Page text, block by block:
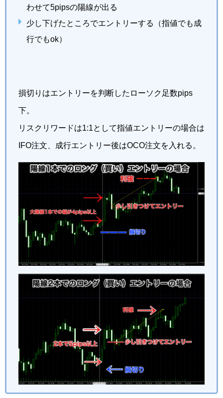
わせて5pipsの陽線が出る
少し下げたところでエントリーする（指値でも成
行でもok）
損切りはエントリーを判断したローソク足数pips
下。
リスクリワードは1:1として指値エントリーの場合は
IFO注文、成行エントリー後はOCO注文を入れる。